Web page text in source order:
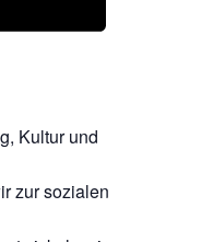
Kultur und
zur sozialen